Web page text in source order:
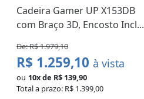
Cadeira Gamer UP X153DB
com Braço 3D, Encosto Incl...
De: R$ 1.979,10
R$ 1.259,10 à vista
ou 10x de R$ 139,90
Total a prazo: R$ 1.399,00